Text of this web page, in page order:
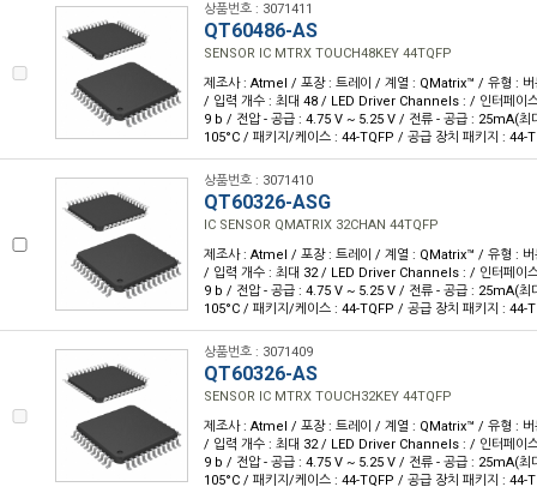
상품번호 : 3071411
QT60486-AS
SENSOR IC MTRX TOUCH48KEY 44TQFP
제조사 : Atmel / 포장 : 트레이 / 계열 : QMatrix™ / 유형 :
/ 입력 개수 : 최대 48 / LED Driver Channels : / 인터페이
9 b / 전압 - 공급 : 4.75 V ~ 5.25 V / 전류 - 공급 : 25mA(최
105°C / 패키지/케이스 : 44-TQFP / 공급 장치 패키지 : 44-
상품번호 : 3071410
QT60326-ASG
IC SENSOR QMATRIX 32CHAN 44TQFP
제조사 : Atmel / 포장 : 트레이 / 계열 : QMatrix™ / 유형 :
/ 입력 개수 : 최대 32 / LED Driver Channels : / 인터페이
9 b / 전압 - 공급 : 4.75 V ~ 5.25 V / 전류 - 공급 : 25mA(최
105°C / 패키지/케이스 : 44-TQFP / 공급 장치 패키지 : 44-
상품번호 : 3071409
QT60326-AS
SENSOR IC MTRX TOUCH32KEY 44TQFP
제조사 : Atmel / 포장 : 트레이 / 계열 : QMatrix™ / 유형 :
/ 입력 개수 : 최대 32 / LED Driver Channels : / 인터페이
9 b / 전압 - 공급 : 4.75 V ~ 5.25 V / 전류 - 공급 : 25mA(최
105°C / 패키지/케이스 : 44-TQFP / 공급 장치 패키지 : 44-